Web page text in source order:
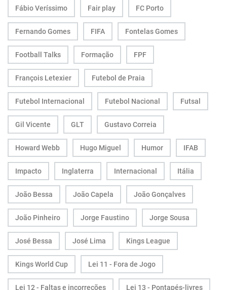
Fábio Veríssimo Fair play FC Porto
Fernando Gomes FIFA Fontelas Gomes
Football Talks Formação FPF
François Letexier Futebol de Praia
Futebol Internacional Futebol Nacional Futsal
Gil Vicente GLT Gustavo Correia
Howard Webb Hugo Miguel Humor IFAB
Impacto Inglaterra Internacional Itália
João Bessa João Capela João Gonçalves
João Pinheiro Jorge Faustino Jorge Sousa
José Bessa José Lima Kings League
Kings World Cup Lei 11 - Fora de Jogo
Lei 12 - Faltas e incorreções Lei 13 - Pontapés-livres